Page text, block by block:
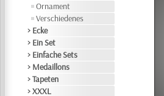
Ornament
Verschiedenes
> Ecke
> Ein Set
> Einfache Sets
> Medaillons
> Tapeten
> XXXL